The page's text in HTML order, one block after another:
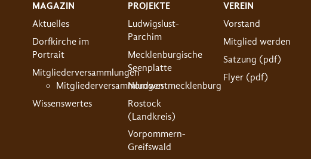
MAGAZIN
Aktuelles
Dorfkirche im
Portrait
Mitgliederversammlungen
Mitgliederversammlungen
Wissenswertes
PROJEKTE
Ludwigslust-
Parchim
Mecklenburgische
Seenplatte
Nordwestmecklenburg
Rostock
(Landkreis)
Vorpommern-
Greifswald
VEREIN
Vorstand
Mitglied werden
Satzung (pdf)
Flyer (pdf)